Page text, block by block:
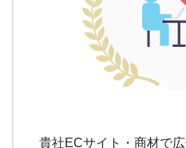
貴社ECサイト・商材で